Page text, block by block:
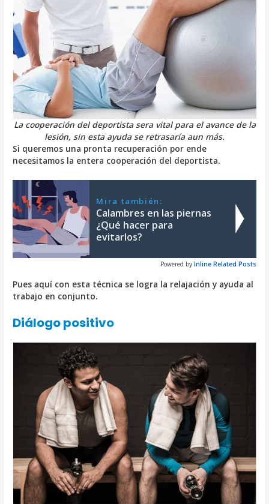
La cooperación del deportista sera vital para el avance de la
lesión, sin esta ayuda se retrasaría aun más.
Si queremos una pronta recuperación por ende
necesitamos la entera cooperación del deportista.
Mira también:
Calambres en las piernas
¿Qué hacer para
evitarlos?
Powered by Inline Related Posts
Pues aquí con esta técnica se logra la relajación y ayuda al
trabajo en conjunto.
Diálogo positivo